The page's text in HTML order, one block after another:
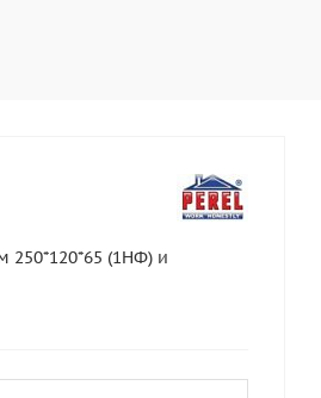
250*120*65 (1НФ) и